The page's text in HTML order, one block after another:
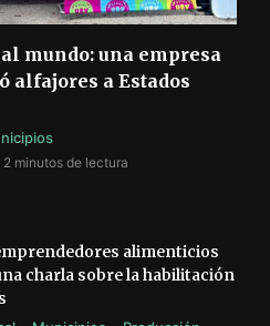
mundo: una empresa
alfajores a Estados
2 minutos de lectura
alimenticios
charla sobre la habilitación